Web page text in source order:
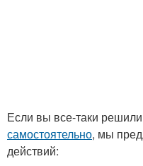
Если вы все-таки
самостоятельно, мы
действий: